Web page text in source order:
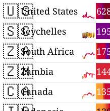
🇺🇸United States
🇸🇨Seychelles
🇿🇦South Africa
🇿🇲Zambia
🇨🇦Canada